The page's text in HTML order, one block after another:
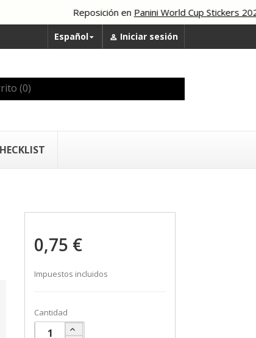
Reposición enPanini World Cup Stickers 2026
Español  Iniciar sesión
(0)
0,75 €
Impuestos incluidos
Cantidad